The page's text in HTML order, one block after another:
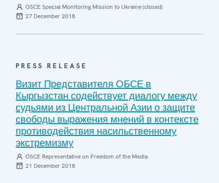
OSCE Special Monitoring Mission to Ukraine (closed)
27 December 2018
PRESS RELEASE
Визит Представителя ОБСЕ в
Кыргызстан содействует диалогу между
судьями из Центральной Азии о защите
свободы выражения мнений в контексте
противодействия насильственному
экстремизму
OSCE Representative on Freedom of the Media
21 December 2018